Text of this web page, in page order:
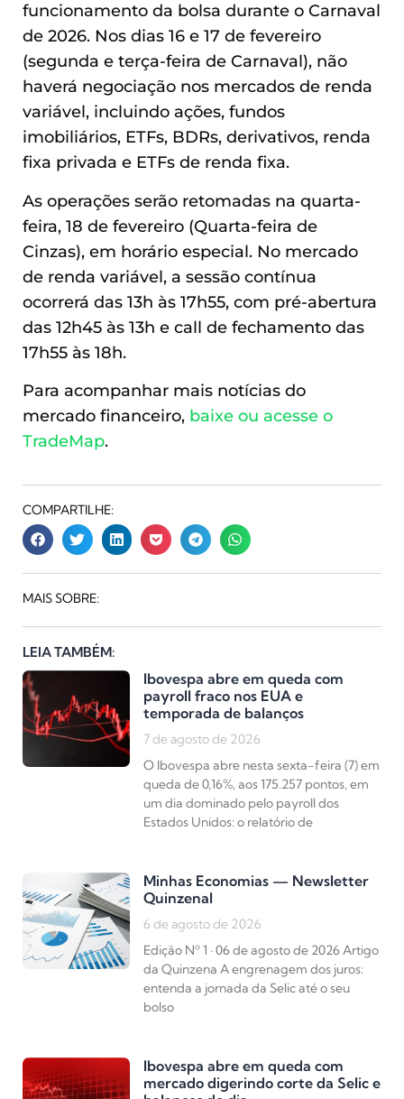
funcionamento da bolsa durante o Carnaval
de 2026. Nos dias 16 e 17 de fevereiro
(segunda e terça-feira de Carnaval), não
haverá negociação nos mercados de renda
variável, incluindo ações, fundos
imobiliários, ETFs, BDRs, derivativos, renda
fixa privada e ETFs de renda fixa.
As operações serão retomadas na quarta-
feira, 18 de fevereiro (Quarta-feira de
Cinzas), em horário especial. No mercado
de renda variável, a sessão contínua
ocorrerá das 13h às 17h55, com pré-abertura
das 12h45 às 13h e call de fechamento das
17h55 às 18h.
Para acompanhar mais notícias do
mercado financeiro, baixe ou acesse o
TradeMap.
COMPARTILHE:
MAIS SOBRE:
LEIA TAMBÉM:
Ibovespa abre em queda com
payroll fraco nos EUA e
temporada de balanços
7 de agosto de 2026
O Ibovespa abre nesta sexta-feira (7) em
queda de 0,16%, aos 175.257 pontos, em
um dia dominado pelo payroll dos
Estados Unidos: o relatório de
Minhas Economias — Newsletter
Quinzenal
6 de agosto de 2026
Edição Nº 1 · 06 de agosto de 2026 Artigo
da Quinzena A engrenagem dos juros:
entenda a jornada da Selic até o seu
bolso
Ibovespa abre em queda com
mercado digerindo corte da Selic e